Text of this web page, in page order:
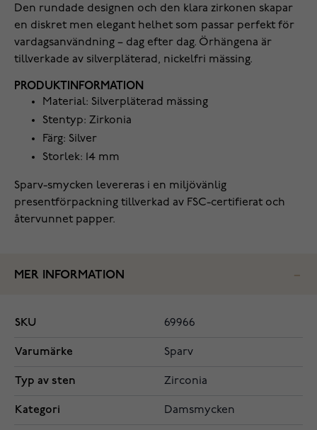
Den rundade designen och den klara zirkonen skapar
en diskret men elegant helhet som passar perfekt för
vardagsanvändning – dag efter dag. Örhängena är
tillverkade av silverpläterad, nickelfri mässing.
PRODUKTINFORMATION
Material: Silverpläterad mässing
Stentyp: Zirkonia
Färg: Silver
Storlek: 14 mm
Sparv-smycken levereras i en miljövänlig
presentförpackning tillverkad av FSC-certifierat och
återvunnet papper.
MER INFORMATION
SKU 69966
Varumärke Sparv
Typ av sten Zirconia
Kategori Damsmycken